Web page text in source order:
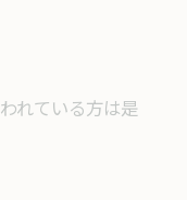
れている方は是